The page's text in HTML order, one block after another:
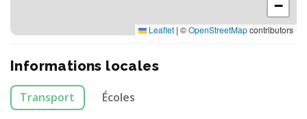
−
Leaflet | ©OpenStreetMapcontributors
Informations locales
Transport Écoles